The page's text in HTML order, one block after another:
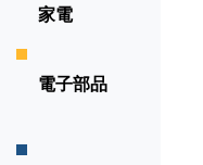
家電
電子部品